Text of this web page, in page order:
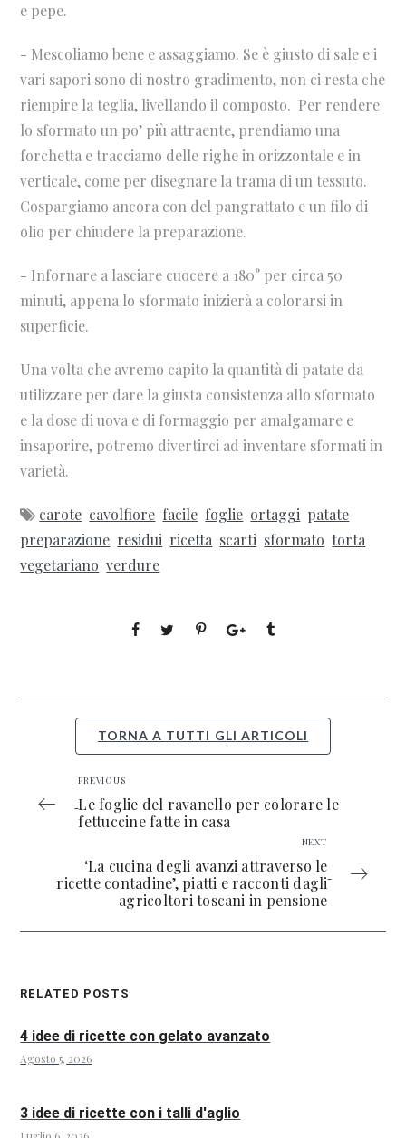
e pepe.
- Mescoliamo bene e assaggiamo. Se è giusto di sale e i
vari sapori sono di nostro gradimento, non ci resta che
riempire la teglia, livellando il composto. Per rendere
lo sformato un po’ più attraente, prendiamo una
forchetta e tracciamo delle righe in orizzontale e in
verticale, come per disegnare la trama di un tessuto.
Cospargiamo ancora con del pangrattato e un filo di
olio per chiudere la preparazione.
- Infornare a lasciare cuocere a 180° per circa 50
minuti, appena lo sformato inizierà a colorarsi in
superficie.
Una volta che avremo capito la quantità di patate da
utilizzare per dare la giusta consistenza allo sformato
e la dose di uova e di formaggio per amalgamare e
insaporire, potremo divertirci ad inventare sformati in
varietà.
carote cavolfiore facile foglie ortaggi patate
preparazione residui ricetta scarti sformato torta
vegetariano verdure
TORNA A TUTTI GLI ARTICOLI
PREVIOUS
Le foglie del ravanello per colorare le
fettuccine fatte in casa
NEXT
‘La cucina degli avanzi attraverso le
ricette contadine’, piatti e racconti dagli
agricoltori toscani in pensione
RELATED POSTS
4 idee di ricette con gelato avanzato
Agosto 5, 2026
3 idee di ricette con i talli d'aglio
Luglio 6, 2026